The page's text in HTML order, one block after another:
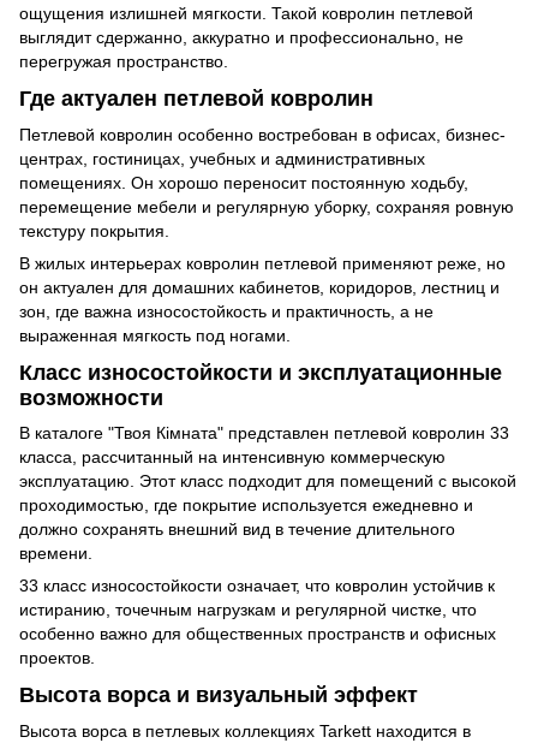
ощущения излишней мягкости. Такой ковролин петлевой
выглядит сдержанно, аккуратно и профессионально, не
перегружая пространство.
Где актуален петлевой ковролин
Петлевой ковролин особенно востребован в офисах, бизнес-
центрах, гостиницах, учебных и административных
помещениях. Он хорошо переносит постоянную ходьбу,
перемещение мебели и регулярную уборку, сохраняя ровную
текстуру покрытия.
В жилых интерьерах ковролин петлевой применяют реже, но
он актуален для домашних кабинетов, коридоров, лестниц и
зон, где важна износостойкость и практичность, а не
выраженная мягкость под ногами.
Класс износостойкости и эксплуатационные
возможности
В каталоге "Твоя Кімната" представлен петлевой ковролин 33
класса, рассчитанный на интенсивную коммерческую
эксплуатацию. Этот класс подходит для помещений с высокой
проходимостью, где покрытие используется ежедневно и
должно сохранять внешний вид в течение длительного
времени.
33 класс износостойкости означает, что ковролин устойчив к
истиранию, точечным нагрузкам и регулярной чистке, что
особенно важно для общественных пространств и офисных
проектов.
Высота ворса и визуальный эффект
Высота ворса в петлевых коллекциях Tarkett находится в